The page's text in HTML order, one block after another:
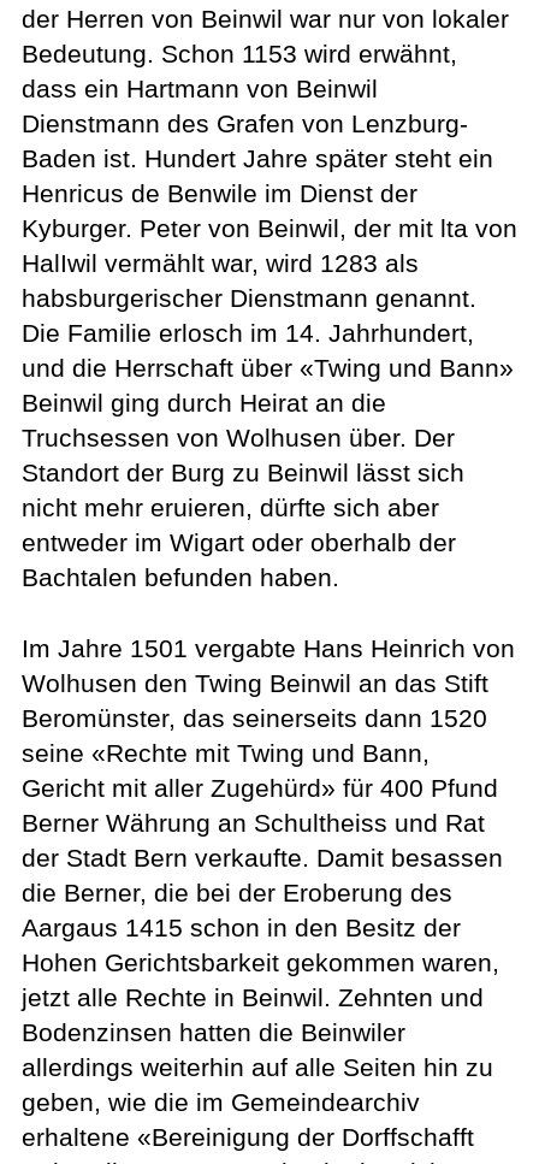
der Herren von Beinwil war nur von lokaler
Bedeutung. Schon 1153 wird erwähnt,
dass ein Hartmann von Beinwil
Dienstmann des Grafen von Lenzburg-
Baden ist. Hundert Jahre später steht ein
Henricus de Benwile im Dienst der
Kyburger. Peter von Beinwil, der mit lta von
HalIwil vermählt war, wird 1283 als
habsburgerischer Dienstmann genannt.
Die Familie erlosch im 14. Jahrhundert,
und die Herrschaft über «Twing und Bann»
Beinwil ging durch Heirat an die
Truchsessen von Wolhusen über. Der
Standort der Burg zu Beinwil lässt sich
nicht mehr eruieren, dürfte sich aber
entweder im Wigart oder oberhalb der
Bachtalen befunden haben.
Im Jahre 1501 vergabte Hans Heinrich von
Wolhusen den Twing Beinwil an das Stift
Beromünster, das seinerseits dann 1520
seine «Rechte mit Twing und Bann,
Gericht mit aller Zugehürd» für 400 Pfund
Berner Währung an Schultheiss und Rat
der Stadt Bern verkaufte. Damit besassen
die Berner, die bei der Eroberung des
Aargaus 1415 schon in den Besitz der
Hohen Gerichtsbarkeit gekommen waren,
jetzt alle Rechte in Beinwil. Zehnten und
Bodenzinsen hatten die Beinwiler
allerdings weiterhin auf alle Seiten hin zu
geben, wie die im Gemeindearchiv
erhaltene «Bereinigung der Dorffschafft